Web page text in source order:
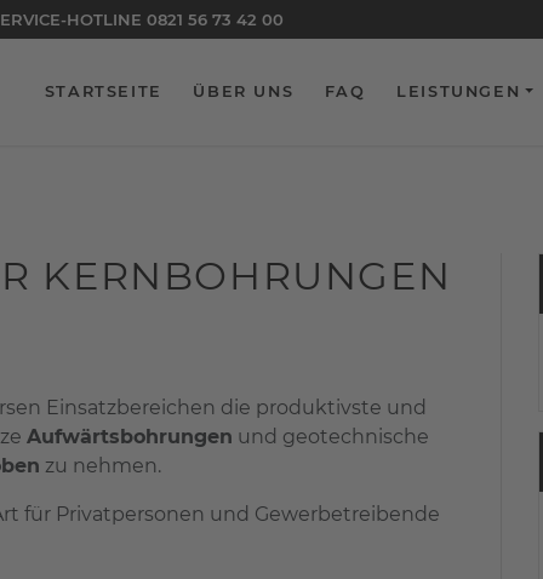
FRAGEN ZU UNSEREM UNTERNEHMEN? WÄHLEN SIE
HOTLINE 0821 56 73 42 00
STARTSEITE ÜBER UNS FAQ LEISTUNGEN
KERNBOHRUNGEN
Einsatzbereichen die produktivste und
Aufwärtsbohrungen und geotechnische
zu nehmen.
für Privatpersonen und Gewerbetreibende